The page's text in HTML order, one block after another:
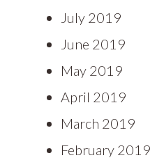
July 2019
June 2019
May 2019
April 2019
March 2019
February 2019